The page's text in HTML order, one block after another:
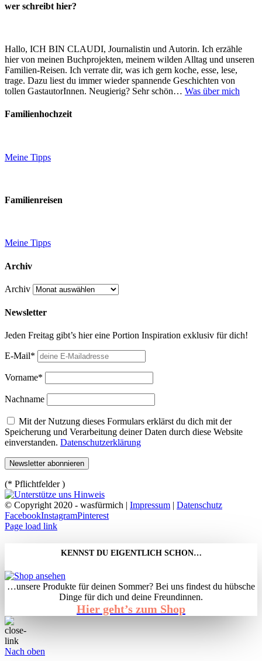
wer schreibt hier?
Hallo, ICH BIN CLAUDI, Journalistin und Autorin. Ich erzähle
hier von meinen Buchprojekten, meinem wilden Alltag und unseren
Familien-Reisen. Ich verrate dir, was ich gern koche, esse, lese,
trage. Dazu liest du immer wieder spannende Geschichten von
tollen GastautorInnen. Neugierig? Sehr schön… Was über mich
Familienhochzeit
Meine Tipps
Familienreisen
Meine Tipps
Archiv
Archiv
Newsletter
Jeden Freitag gibt’s hier eine Portion Inspiration exklusiv für dich!
E-Mail*
Vorname*
Nachname
Mit der Nutzung dieses Formulars erklärst du dich mit der
Speicherung und Verarbeitung deiner Daten durch diese Website
einverstanden. Datenschutzerklärung
(* Pflichtfelder )
© Copyright 2020 - wasfürmich | Impressum | Datenschutz
FacebookInstagramPinterest
Page load link
KENNST DU EIGENTLICH SCHON…
…unsere Produkte für deinen Sommer? Bei uns findest du hübsche
Dinge für dich und deine Freundinnen.
Hier geht’s zum Shop
Nach oben